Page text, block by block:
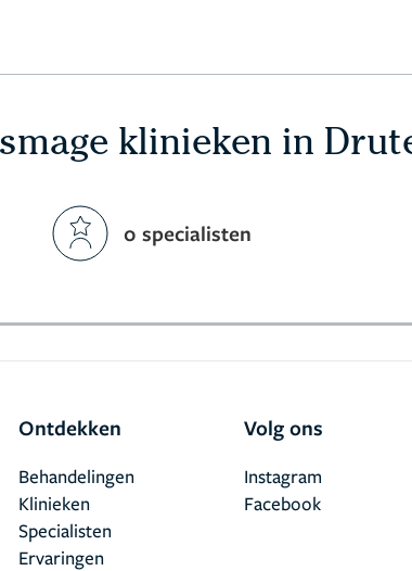
klinieken in
0 specialisten
Ontdekken
Behandelingen
Klinieken
Specialisten
Ervaringen
Volg ons
Facebook
Instagram